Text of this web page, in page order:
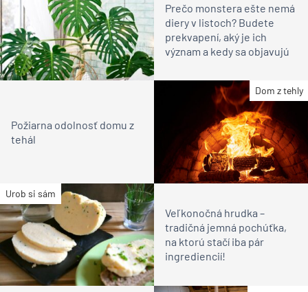
Prečo monstera ešte nemá
diery v listoch? Budete
prekvapení, aký je ich
význam a kedy sa objavujú
Dom z tehly
Požiarna odolnosť domu z
tehál
Urob si sám
Veľkonočná hrudka –
tradičná jemná pochúťka,
na ktorú stačí iba pár
ingrediencií!